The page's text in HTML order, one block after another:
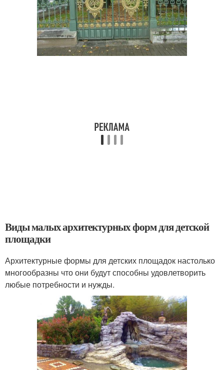
Виды малых архитектурных форм для детской
площадки
Архитектурные формы для детских площадок настолько
многообразны что они будут способны удовлетворить
любые потребности и нужды.